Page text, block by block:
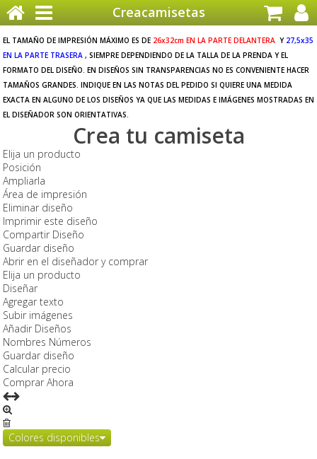
Creacamisetas
EL TAMAÑO DE IMPRESIÓN MÁXIMO ES DE 26x32cm EN LA PARTE DELANTERA Y 27,5x35
EN LA PARTE TRASERA , SIEMPRE DEPENDIENDO DE LA TALLA DE LA PRENDA Y EL
FORMATO DEL DISEÑO. EN DISEÑOS SIN TRANSPARENCIAS NO ES CONVENIENTE HACER
TAMAÑOS GRANDES. INDIQUE EN LAS NOTAS DEL PEDIDO SI QUIERE UNA MEDIDA
EXACTA EN ALGUNO DE LOS DISEÑOS YA QUE LAS MEDIDAS E IMÁGENES MOSTRADAS EN
EL DISEÑADOR SON ORIENTATIVAS.
Crea tu camiseta
Elija un producto
Posición
Ampliarla
Área de impresión
Eliminar diseño
Imprimir este diseño
Compartir Diseño
Guardar diseño
Abrir en el diseñador y comprar
Elija un producto
Diseñar
Agregar texto
Subir imágenes
Añadir Diseños
Nombres Números
Guardar diseño
Calcular precio
Comprar Ahora
Colores disponibles